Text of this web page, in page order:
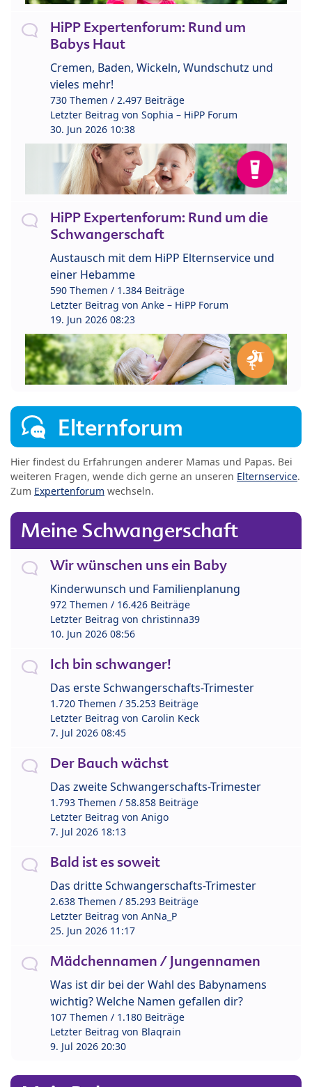
HiPP Expertenforum: Rund um
Babys Haut
Cremen, Baden, Wickeln, Wundschutz und
vieles mehr!
730 Themen / 2.497 Beiträge
Letzter Beitrag von Sophia – HiPP Forum
30. Jun 2026 10:38
HiPP Expertenforum: Rund um die
Schwangerschaft
Austausch mit dem HiPP Elternservice und
einer Hebamme
590 Themen / 1.384 Beiträge
Letzter Beitrag von Anke – HiPP Forum
19. Jun 2026 08:23
Elternforum
Hier findest du Erfahrungen anderer Mamas und Papas. Bei
weiteren Fragen, wende dich gerne an unseren Elternservice.
Zum Expertenforum wechseln.
Meine Schwangerschaft
Wir wünschen uns ein Baby
Kinderwunsch und Familienplanung
972 Themen / 16.426 Beiträge
Letzter Beitrag von christinna39
10. Jun 2026 08:56
Ich bin schwanger!
Das erste Schwangerschafts-Trimester
1.720 Themen / 35.253 Beiträge
Letzter Beitrag von Carolin Keck
7. Jul 2026 08:45
Der Bauch wächst
Das zweite Schwangerschafts-Trimester
1.793 Themen / 58.858 Beiträge
Letzter Beitrag von Anigo
7. Jul 2026 18:13
Bald ist es soweit
Das dritte Schwangerschafts-Trimester
2.638 Themen / 85.293 Beiträge
Letzter Beitrag von AnNa_P
25. Jun 2026 11:17
Mädchennamen / Jungennamen
Was ist dir bei der Wahl des Babynamens
wichtig? Welche Namen gefallen dir?
107 Themen / 1.180 Beiträge
Letzter Beitrag von Blaqrain
9. Jul 2026 20:30